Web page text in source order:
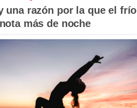
una razón por la que el frío
más de noche